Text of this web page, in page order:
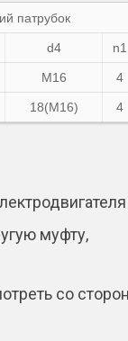
патрубок
d4 n1
М16 4
18(М16) 4
муфту,
со